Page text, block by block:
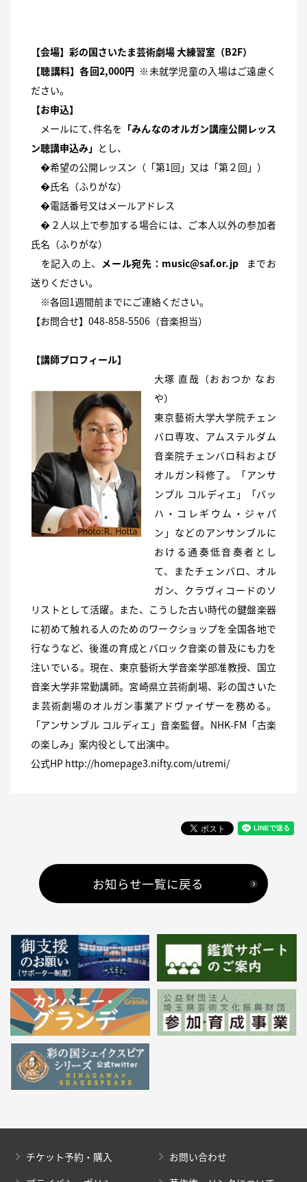
【会場】彩の国さいたま芸術劇場 大練習室（B2F）
【聴講料】各回2,000円 ※未就学児童の入場はご遠慮く
ださい。
【お申込】
メールにて､件名を 「みんなのオルガン講座公開レッス
ン聴講申込み」 とし、
�希望の公開レッスン（「第1回」又は「第２回」）
�氏名（ふりがな）
�電話番号又はメールアドレス
�２人以上で参加する場合には、ご本人以外の参加者
氏名（ふりがな）
を記入の上、 メール宛先： music@saf.or.jp までお
送りください。
※各回1週間前までにご連絡ください。
【お問合せ】048-858-5506（音楽担当）
【講師プロフィール】
大塚 直哉（おおつか なお
や）
東京藝術大学大学院チェン
バロ専攻、アムステルダム
音楽院チェンバロ科および
オルガン科修了。「アンサ
ンブル コルディエ」「バッ
ハ・コレギウム・ジャパ
ン」などのアンサンブルに
おける通奏低音奏者とし
て、またチェンバロ、オル
ガン、クラヴィコードのソ
リストとして活躍。また、こうした古い時代の鍵盤楽器
に初めて触れる人のためのワークショップを全国各地で
行なうなど、後進の育成とバロック音楽の普及にも力を
注いでいる。現在、東京藝術大学音楽学部准教授、国立
音楽大学非常勤講師。宮崎県立芸術劇場、彩の国さいた
ま芸術劇場のオルガン事業アドヴァイザーを務める。
「アンサンブル コルディエ」音楽監督。NHK-FM「古楽
の楽しみ」案内役として出演中。
公式HP http://homepage3.nifty.com/utremi/
お知らせ一覧に戻る
チケット予約・購入
お問い合わせ